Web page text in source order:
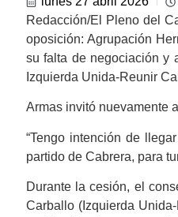
Redacción/El Pleno del
oposición: Agrupación
su falta de negociación y
Izquierda Unida-Reunir
Armas invitó nuevamente
“Tengo intención de
partido de Cabrera, para
Durante la cesión, el
Carballo (Izquierda